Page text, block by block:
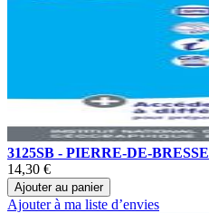
3125SB - PIERRE-DE-BRESSE
14,30 €
Ajouter au panier
Ajouter à ma liste d’envies